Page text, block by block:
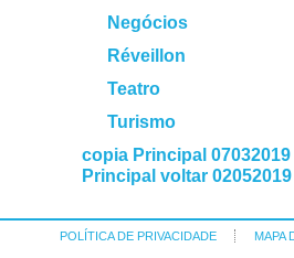
Negócios
Réveillon
Teatro
Turismo
copia Principal 07032019
Principal voltar 02052019
POLÍTICA DE PRIVACIDADE MAPA